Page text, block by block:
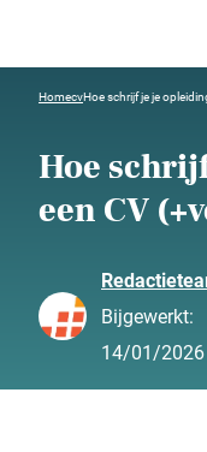
HomecvHoe schrijf je je
Hoe
een CV
Bijgewerkt:
14/01/2026